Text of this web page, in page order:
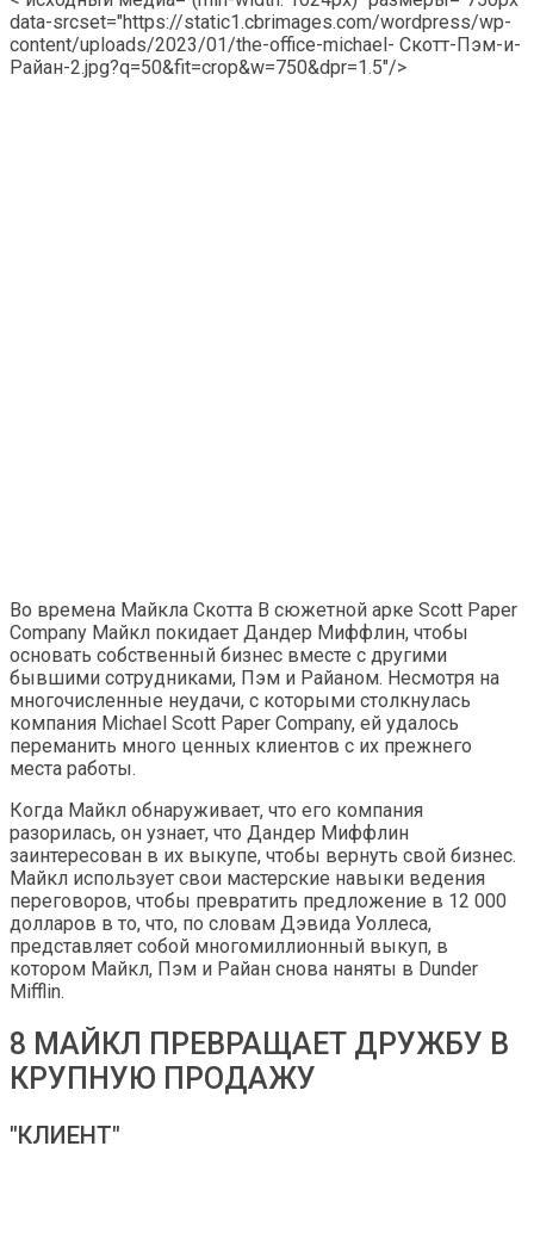
data-srcset="https://static1.cbrimages.com/wordpress/wp-
content/uploads/2023/01/the-office-michael- Скотт-Пэм-и-
Райан-2.jpg?q=50&fit=crop&w=750&dpr=1.5"/>
Во времена Майкла Скотта В сюжетной арке Scott Paper
Company Майкл покидает Дандер Миффлин, чтобы
основать собственный бизнес вместе с другими
бывшими сотрудниками, Пэм и Райаном. Несмотря на
многочисленные неудачи, с которыми столкнулась
компания Michael Scott Paper Company, ей удалось
переманить много ценных клиентов с их прежнего
места работы.
Когда Майкл обнаруживает, что его компания
разорилась, он узнает, что Дандер Миффлин
заинтересован в их выкупе, чтобы вернуть свой бизнес.
Майкл использует свои мастерские навыки ведения
переговоров, чтобы превратить предложение в 12 000
долларов в то, что, по словам Дэвида Уоллеса,
представляет собой многомиллионный выкуп, в
котором Майкл, Пэм и Райан снова наняты в Dunder
Mifflin.
8 МАЙКЛ ПРЕВРАЩАЕТ ДРУЖБУ В
КРУПНУЮ ПРОДАЖУ
"КЛИЕНТ"